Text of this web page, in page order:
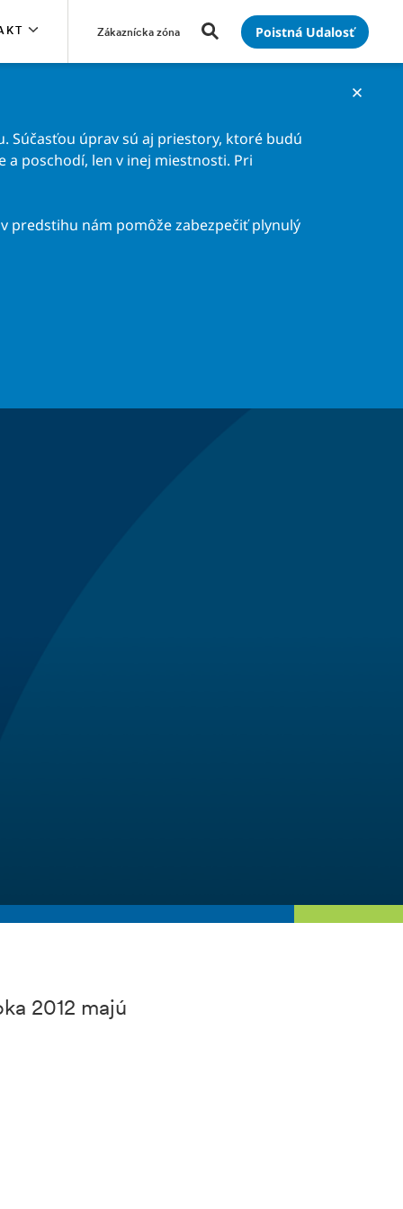
Zákaznícka zóna Poistná Udalosť
Súčasťou úprav sú aj priestory, ktoré budú
a poschodí, len v inej miestnosti. Pri
predstihu nám pomôže zabezpečiť plynulý
2012 majú